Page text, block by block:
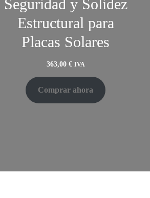
Seguridad y Solidez
Estructural para
Placas Solares
363,00 € IVA
Comprar ahora